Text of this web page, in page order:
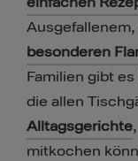
besonderen
Familien gibt
die allen
Alltagsgerichte
mitkochen